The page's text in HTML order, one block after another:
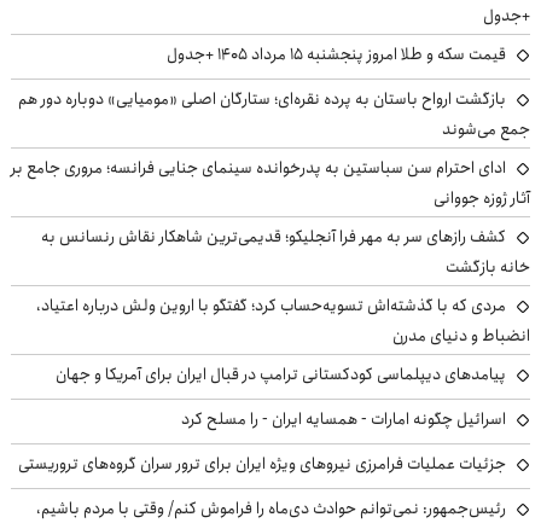
+جدول
قیمت سکه و طلا امروز پنجشنبه ۱۵ مرداد ۱۴۰۵ +جدول
بازگشت ارواح باستان به پرده نقره‌ای؛ ستارگان اصلی «مومیایی» دوباره دور هم
جمع می‌شوند
ادای احترام سن سباستین به پدرخوانده سینمای جنایی فرانسه؛ مروری جامع بر
آثار ژوزه جووانی
کشف رازهای سر به مهر فرا آنجلیکو؛ قدیمی‌ترین شاهکار نقاش رنسانس به
خانه بازگشت
مردی که با گذشته‌اش تسویه‌حساب کرد؛ گفتگو با اروین ولش درباره اعتیاد،
انضباط و دنیای مدرن
پیامدهای دیپلماسی کودکستانی ترامپ در قبال ایران برای آمریکا و جهان
اسرائیل چگونه امارات - همسایه ایران - را مسلح کرد
جزئیات عملیات فرامرزی نیروهای ویژه ایران برای ترور سران گروه‌های تروریستی
رئیس‌جمهور: نمی‌توانم حوادث دی‌ماه را فراموش کنم/ وقتی با مردم باشیم،